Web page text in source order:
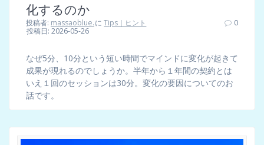
化するのか
投稿者: massaoblue.にTips｜ヒント
投稿日: 2026-05-26
0
なぜ5分、10分という短い時間でマインドに変化が起きて
成果が現れるのでしょうか。半年から１年間の契約とは
いえ１回のセッションは30分。変化の要因についてのお
話です。